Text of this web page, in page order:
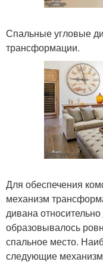
Спальные угловые
трансформации.
Для обеспечения
механизм
дивана
образовывалось
спальное место.
следующие